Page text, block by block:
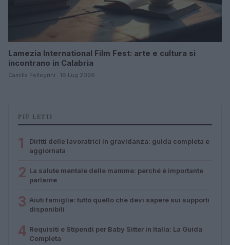
Lamezia International Film Fest: arte e cultura si
incontrano in Calabria
Camilla Pellegrini · 16 Lug 2026
PIÙ LETTI
1
Diritti delle lavoratrici in gravidanza: guida completa e
aggiornata
2 La salute mentale delle mamme: perché è importante
parlarne
3 Aiuti famiglie: tutto quello che devi sapere sui supporti
disponibili
4 Requisiti e Stipendi per Baby Sitter in Italia: La Guida
Completa